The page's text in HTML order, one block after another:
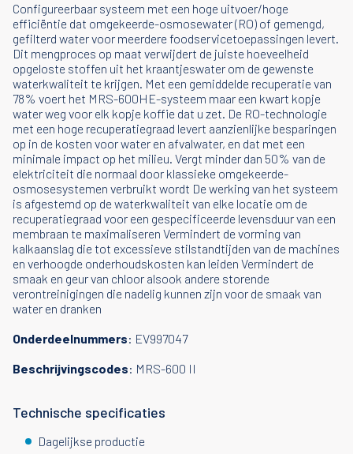
Configureerbaar systeem met een hoge uitvoer/hoge
efficiëntie dat omgekeerde-osmosewater (RO) of gemengd,
gefilterd water voor meerdere foodservicetoepassingen levert.
Dit mengproces op maat verwijdert de juiste hoeveelheid
opgeloste stoffen uit het kraantjeswater om de gewenste
waterkwaliteit te krijgen. Met een gemiddelde recuperatie van
78% voert het MRS-600HE-systeem maar een kwart kopje
water weg voor elk kopje koffie dat u zet. De RO-technologie
met een hoge recuperatiegraad levert aanzienlijke besparingen
op in de kosten voor water en afvalwater, en dat met een
minimale impact op het milieu. Vergt minder dan 50% van de
elektriciteit die normaal door klassieke omgekeerde-
osmosesystemen verbruikt wordt De werking van het systeem
is afgestemd op de waterkwaliteit van elke locatie om de
recuperatiegraad voor een gespecificeerde levensduur van een
membraan te maximaliseren Vermindert de vorming van
kalkaanslag die tot excessieve stilstandtijden van de machines
en verhoogde onderhoudskosten kan leiden Vermindert de
smaak en geur van chloor alsook andere storende
verontreinigingen die nadelig kunnen zijn voor de smaak van
water en dranken
Onderdeelnummers: EV997047
Beschrijvingscodes: MRS-600 II
Technische specificaties
Dagelijkse productie